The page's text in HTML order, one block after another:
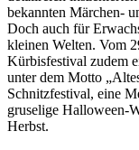
bekannten Märchen-
Doch auch für
kleinen Welten. Vom
Kürbisfestival zudem
unter dem Motto
Schnitzfestival, eine
gruselige Halloween-
Herbst.